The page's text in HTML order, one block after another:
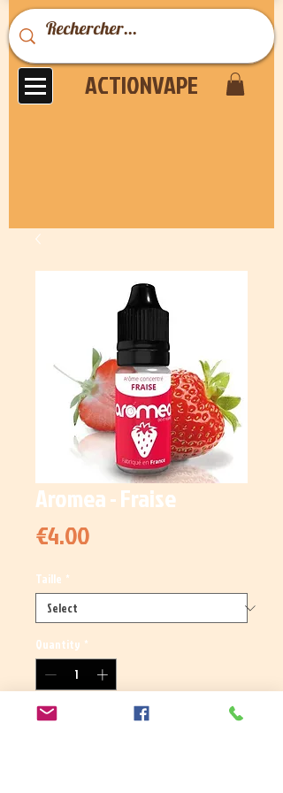
ACTIONVAPE
Aromea - Fraise
€4.00Price
Taille *
Quantity *